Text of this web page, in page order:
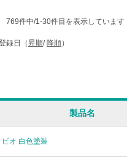
769件中/1-30件目を表示しています
録日（昇順/ 降順）
製品名
ビオ 白色塗装